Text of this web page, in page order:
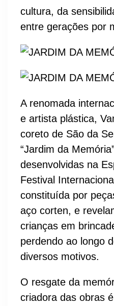
cultura, da
entre gerações por
A renomada
e artista plástica,
coreto de São da
“Jardim da
desenvolvidas na
Festival
constituída por
aço corten, e
crianças em
perdendo ao longo
diversos motivos.
O resgate da
criadora das obras